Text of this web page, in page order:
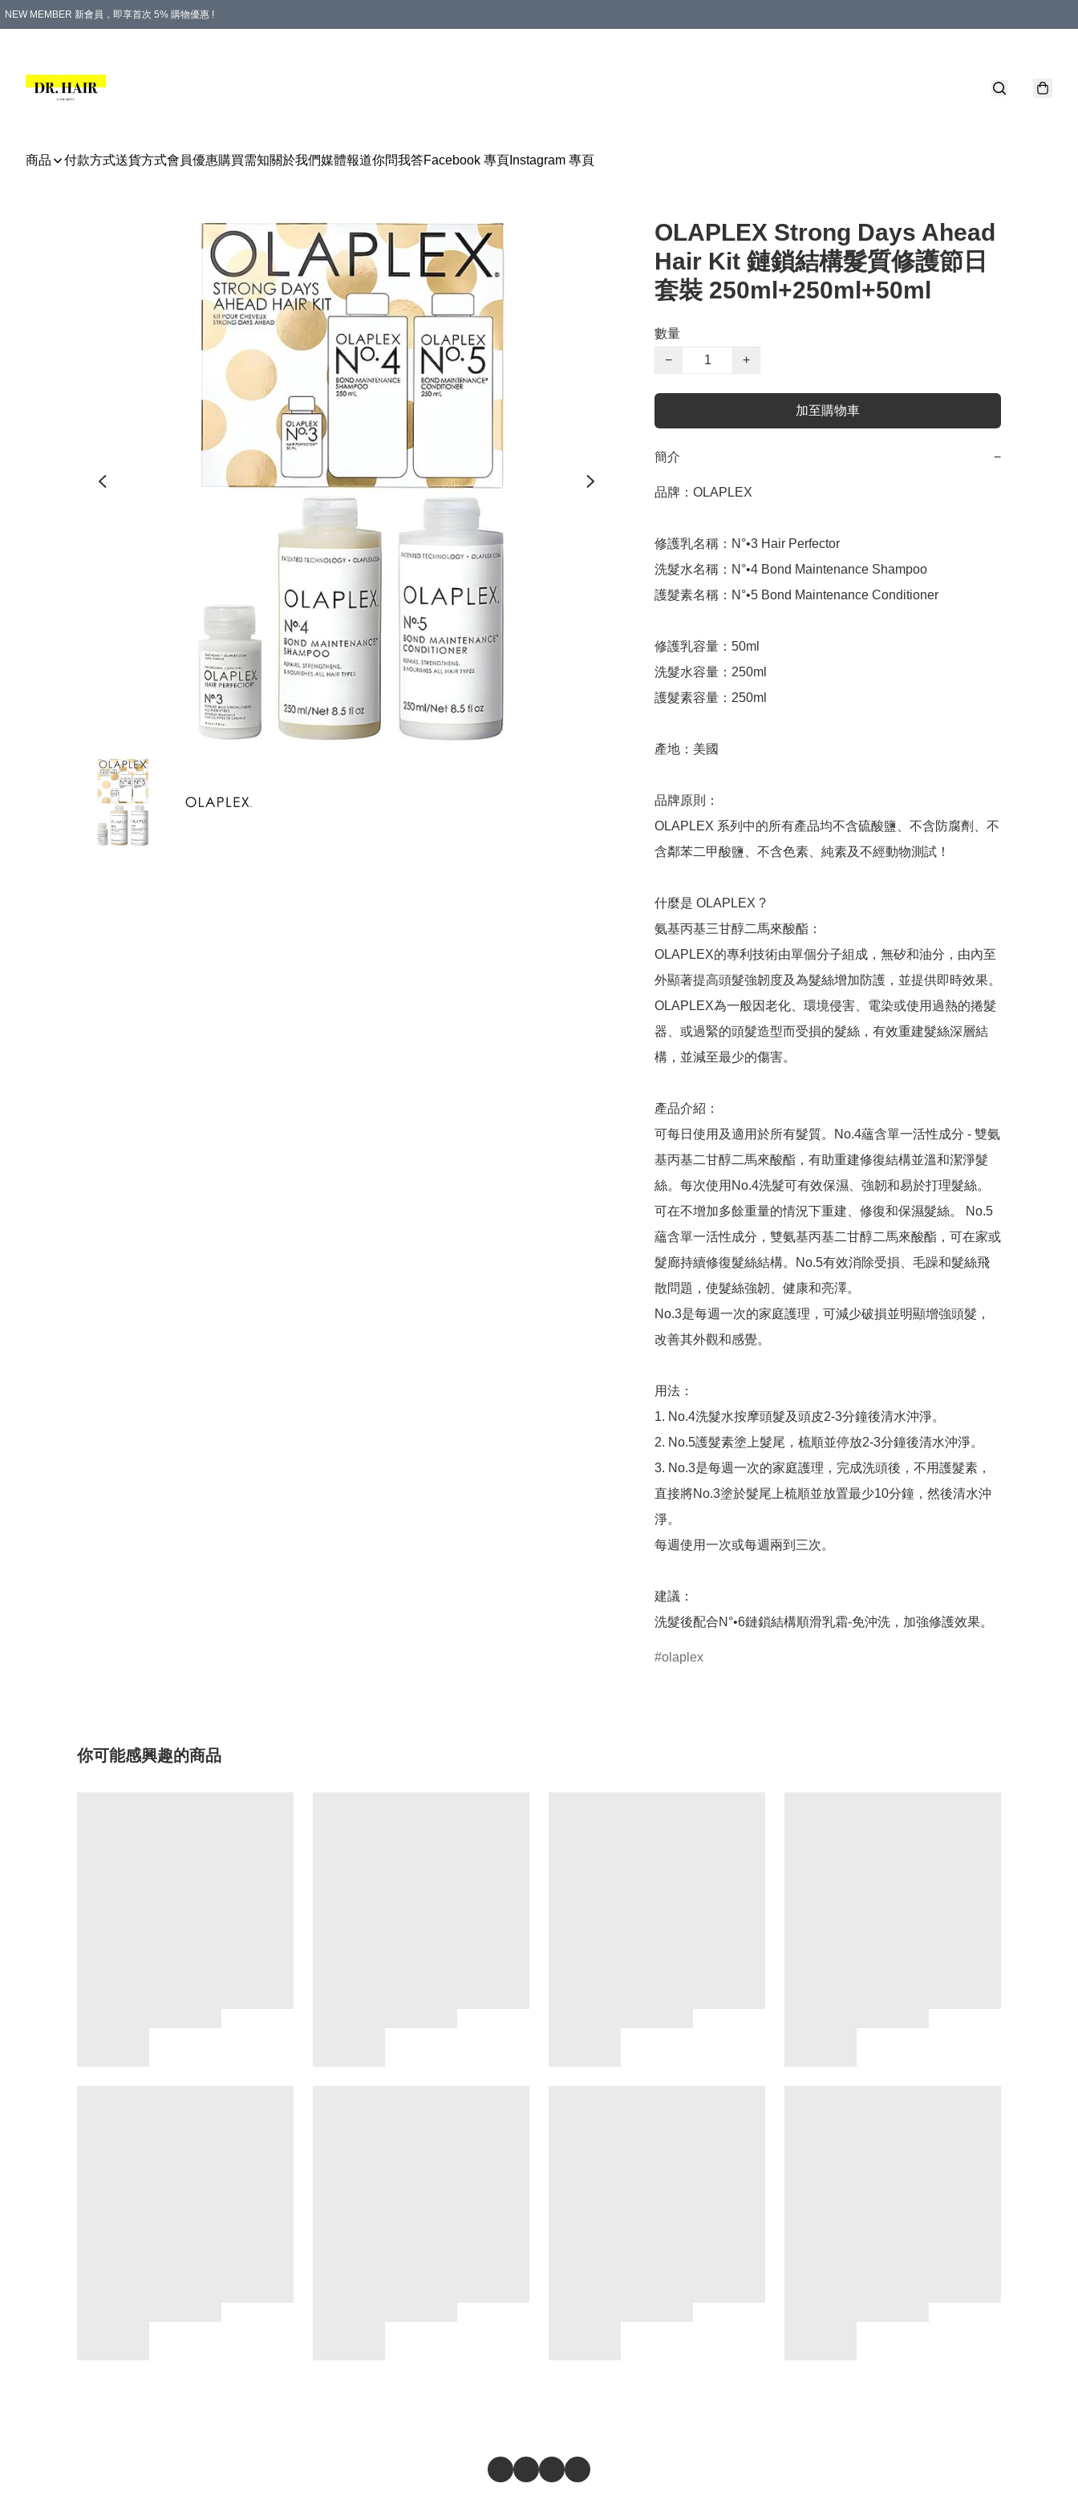
NEW MEMBER 新會員，即享首次 5% 購物優惠 !
商品 付款方式送貨方式會員優惠購買需知關於我們媒體報道你問我答Facebook 專頁 Instagram 專頁
OLAPLEX Strong Days Ahead
Hair Kit 鏈鎖結構髮質修護節日
套裝 250ml+250ml+50ml
數量
−
+
加至購物車
簡介 −
品牌：OLAPLEX
修護乳名稱：N°•3 Hair Perfector
洗髮水名稱：N°•4 Bond Maintenance Shampoo
護髮素名稱：N°•5 Bond Maintenance Conditioner
修護乳容量：50ml
洗髮水容量：250ml
護髮素容量：250ml
產地：美國
品牌原則：
OLAPLEX 系列中的所有產品均不含硫酸鹽、不含防腐劑、不
含鄰苯二甲酸鹽、不含色素、純素及不經動物測試！
什麼是 OLAPLEX ?
氨基丙基三甘醇二馬來酸酯：
OLAPLEX的專利技術由單個分子組成，無矽和油分，由內至
外顯著提高頭髮強韌度及為髮絲增加防護，並提供即時效果。
OLAPLEX為一般因老化、環境侵害、電染或使用過熱的捲髮
器、或過緊的頭髮造型而受損的髮絲，有效重建髮絲深層結
構，並減至最少的傷害。
產品介紹：
可每日使用及適用於所有髮質。No.4蘊含單一活性成分 - 雙氨
基丙基二甘醇二馬來酸酯，有助重建修復結構並溫和潔淨髮
絲。每次使用No.4洗髮可有效保濕、強韌和易於打理髮絲。
可在不增加多餘重量的情況下重建、修復和保濕髮絲。 No.5
蘊含單一活性成分，雙氨基丙基二甘醇二馬來酸酯，可在家或
髮廊持續修復髮絲結構。No.5有效消除受損、毛躁和髮絲飛
散問題，使髮絲強韌、健康和亮澤。
No.3是每週一次的家庭護理，可減少破損並明顯增強頭髮，
改善其外觀和感覺。
用法：
1. No.4洗髮水按摩頭髮及頭皮2-3分鐘後清水沖淨。
2. No.5護髮素塗上髮尾，梳順並停放2-3分鐘後清水沖淨。
3. No.3是每週一次的家庭護理，完成洗頭後，不用護髮素，
直接將No.3塗於髮尾上梳順並放置最少10分鐘，然後清水沖
淨。
每週使用一次或每週兩到三次。
建議：
洗髮後配合N°•6鏈鎖結構順滑乳霜-免沖洗，加強修護效果。
olaplex
你可能感興趣的商品